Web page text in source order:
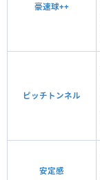
豪速球++
ピッチトンネル
安定感